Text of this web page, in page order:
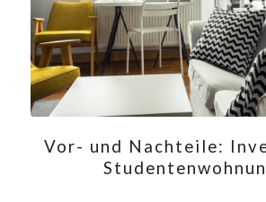
Vor- und Nachteile: